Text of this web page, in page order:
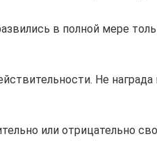
в полной мере
Не награда
или отрицательно